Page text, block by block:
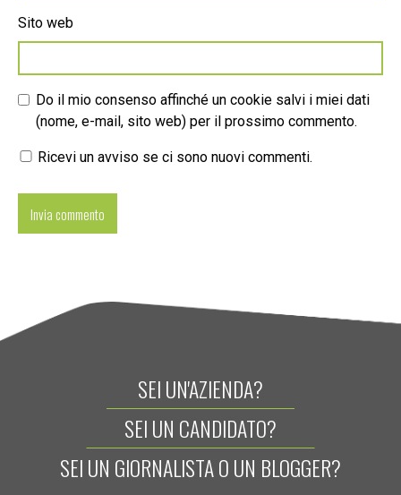
Sito web
Do il mio consenso affinché un cookie salvi i miei dati
(nome, e-mail, sito web) per il prossimo commento.
Ricevi un avviso se ci sono nuovi commenti.
SEI UN'AZIENDA?
SEI UN CANDIDATO?
SEI UN GIORNALISTA O UN BLOGGER?